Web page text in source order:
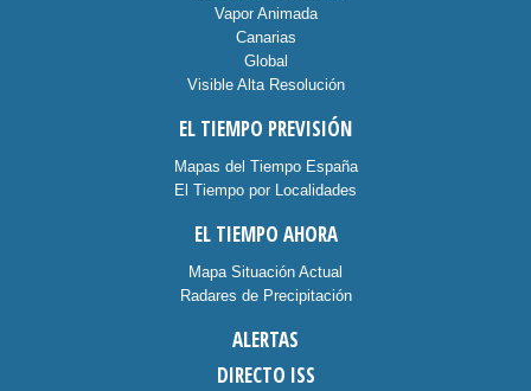
Vapor Animada
Canarias
Global
Visible Alta Resolución
EL TIEMPO PREVISIÓN
Mapas del Tiempo España
El Tiempo por Localidades
EL TIEMPO AHORA
Mapa Situación Actual
Radares de Precipitación
ALERTAS
DIRECTO ISS